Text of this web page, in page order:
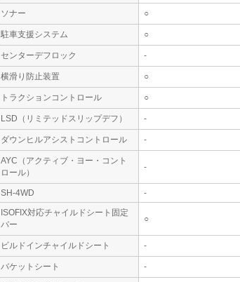
ソナー ○
駐車支援システム ○
センターデフロック -
横滑り防止装置 ○
トラクションコントロール ○
LSD（リミテッドスリップデフ） -
ダウンヒルアシストコントロール -
AYC（アクティブ・ヨー・コント
ロール）
-
SH-4WD
-
ISOFIX対応チャイルドシート固定
バー
○
ビルドインチャイルドシート -
バケットシート -